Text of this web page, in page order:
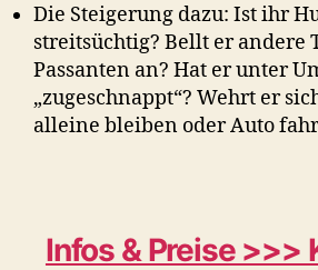
Die Steigerung dazu: Ist ihr
streitsüchtig? Bellt er andere
Passanten an? Hat er unter
„zugeschnappt“? Wehrt er
alleine bleiben oder Auto
Infos & Preise >>>